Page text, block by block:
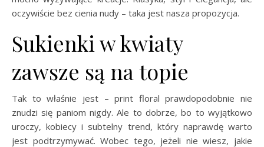
oczywiście bez cienia nudy – taka jest nasza propozycja.
Sukienki w kwiaty
zawsze są na topie
Tak to właśnie jest – print floral prawdopodobnie nie
znudzi się paniom nigdy. Ale to dobrze, bo to wyjątkowo
uroczy, kobiecy i subtelny trend, który naprawdę warto
jest podtrzymywać. Wobec tego, jeżeli nie wiesz, jakie